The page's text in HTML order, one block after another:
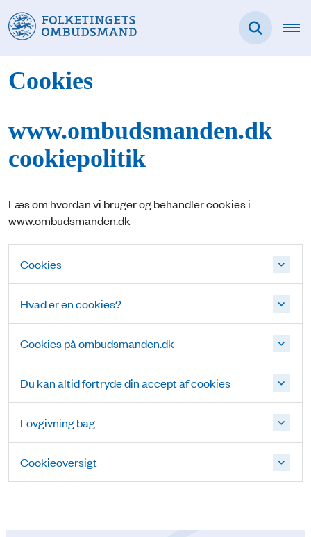
Cookies
www.ombudsmanden.dk
cookiepolitik
Læs om hvordan vi bruger og behandler cookies i
www.ombudsmanden.dk
Cookies
Hvad er en cookies?
Cookies på ombudsmanden.dk
Du kan altid fortryde din accept af cookies
Lovgivning bag
Cookieoversigt